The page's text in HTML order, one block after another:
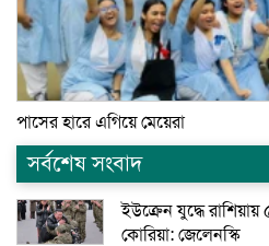
পাসের হারে এগিয়ে মেয়েরা
সর্বশেষ সংবাদ
ইউক্রেন যুদ্ধে রাশিয়ায়
কোরিয়া: জেলেনস্কি